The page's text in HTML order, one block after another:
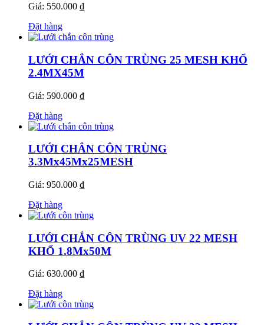
Giá: 550.000 ₫
Đặt hàng
LƯỚI CHẮN CÔN TRÙNG 25 MESH KHỔ
2.4MX45M
Giá: 590.000 ₫
Đặt hàng
LƯỚI CHẮN CÔN TRÙNG
3.3Mx45Mx25MESH
Giá: 950.000 ₫
Đặt hàng
LƯỚI CHẮN CÔN TRÙNG UV 22 MESH
KHỔ 1.8Mx50M
Giá: 630.000 ₫
Đặt hàng